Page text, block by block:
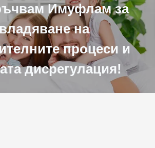
Имуфлам за
на
процеси и
дисрегулация!